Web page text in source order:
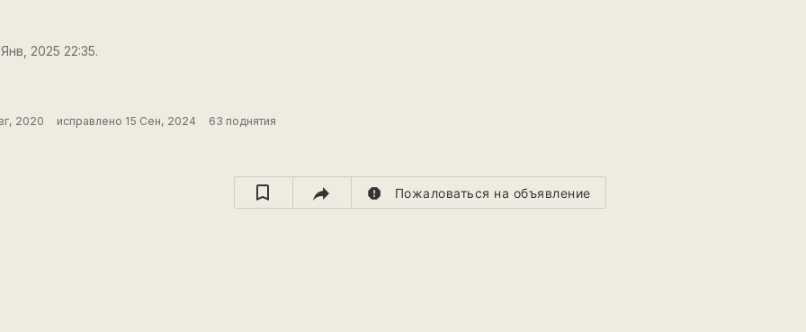
2025 22:35.
2020 исправлено 15 Сен, 2024 63 поднятия
report Пожаловаться на объявление